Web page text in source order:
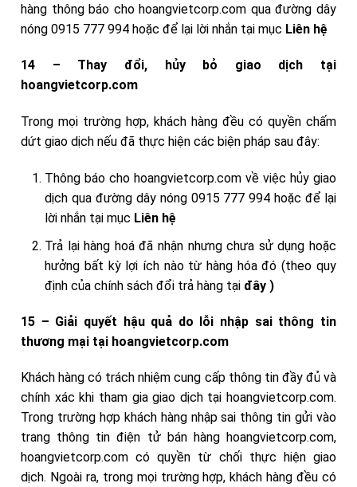
hàng thông báo cho hoangvietcorp.com qua đường dây
nóng 0915 777 994 hoặc để lại lời nhắn tại mục Liên hệ
14 – Thay đổi, hủy bỏ giao dịch tại
hoangvietcorp.com
Trong mọi trường hợp, khách hàng đều có quyền chấm
dứt giao dịch nếu đã thực hiện các biện pháp sau đây:
Thông báo cho hoangvietcorp.com về việc hủy giao
dịch qua đường dây nóng 0915 777 994 hoặc để lại
lời nhắn tại mục Liên hệ
Trả lại hàng hoá đã nhận nhưng chưa sử dụng hoặc
hưởng bất kỳ lợi ích nào từ hàng hóa đó (theo quy
định của chính sách đổi trả hàng tại đây )
15 – Giải quyết hậu quả do lỗi nhập sai thông tin
thương mại tại hoangvietcorp.com
Khách hàng có trách nhiệm cung cấp thông tin đầy đủ và
chính xác khi tham gia giao dịch tại hoangvietcorp.com.
Trong trường hợp khách hàng nhập sai thông tin gửi vào
trang thông tin điện tử bán hàng hoangvietcorp.com,
hoangvietcorp.com có quyền từ chối thực hiện giao
dịch. Ngoài ra, trong mọi trường hợp, khách hàng đều có